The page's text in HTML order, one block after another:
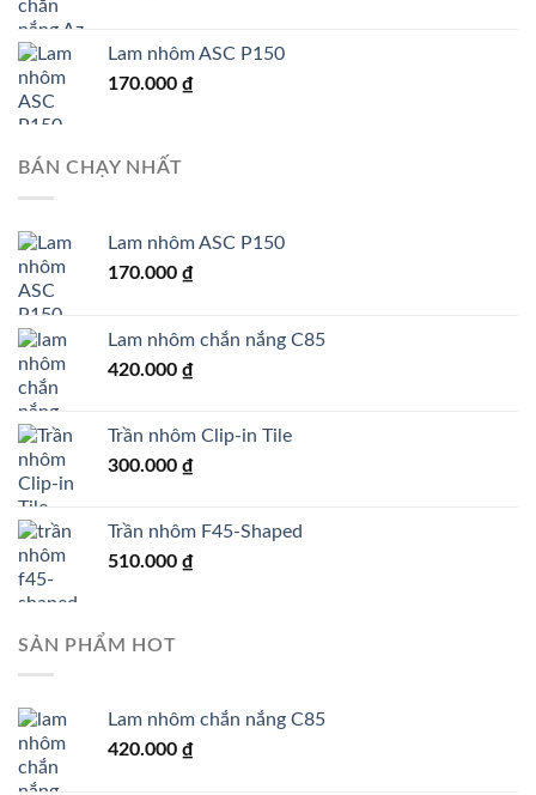
Lam nhôm ASC P150
170.000 ₫
BÁN CHẠY NHẤT
Lam nhôm ASC P150
170.000 ₫
Lam nhôm chắn nắng C85
420.000 ₫
Trần nhôm Clip-in Tile
300.000 ₫
Trần nhôm F45-Shaped
510.000 ₫
SẢN PHẨM HOT
Lam nhôm chắn nắng C85
420.000 ₫